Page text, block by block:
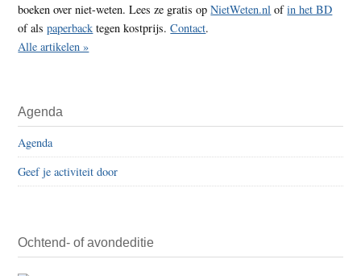
boeken over niet-weten. Lees ze gratis opNietWeten.nl ofin het BD
of alspaperback tegen kostprijs.Contact.
Alle artikelen »
Agenda
Agenda
Geef je activiteit door
Ochtend- of avondeditie